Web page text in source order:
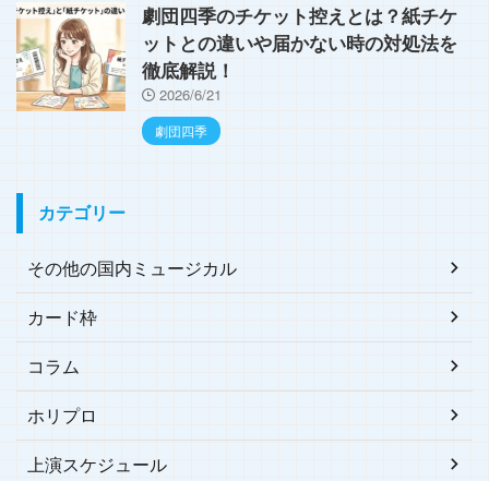
劇団四季のチケット控えとは？紙チケ
ットとの違いや届かない時の対処法を
徹底解説！
2026/6/21
劇団四季
カテゴリー
その他の国内ミュージカル
カード枠
コラム
ホリプロ
上演スケジュール